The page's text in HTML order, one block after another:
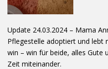
Update 24.03.2024 – Mama
Pflegestelle adoptiert und lebt
win – win für beide, alles Gute
Zeit miteinander.